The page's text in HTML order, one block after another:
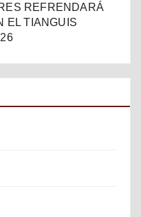
REFRENDARÁ
EL TIANGUIS